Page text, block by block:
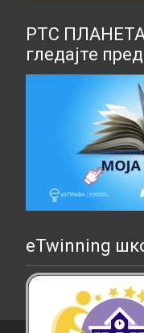
РТС ПЛАНЕТА
гледајте
eTwinning